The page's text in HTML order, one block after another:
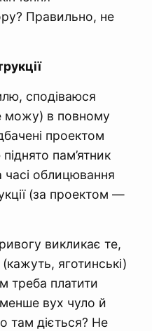
Правильно, не
сподіваюся
можу) в повному
проектом
пам’ятник
облицювання
(за проектом —
викликає те,
яготинські)
треба платити
вух чуло й
там діється? Не